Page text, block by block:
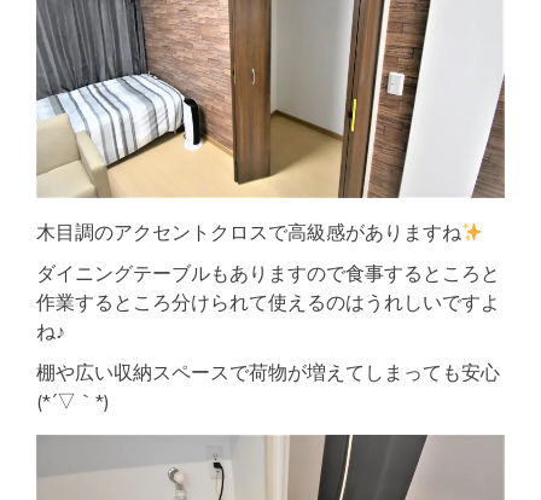
木目調のアクセントクロスで高級感がありますね
ダイニングテーブルもありますので食事するところと
作業するところ分けられて使えるのはうれしいですよ
ね♪
棚や広い収納スペースで荷物が増えてしまっても安心
(*´▽｀*)